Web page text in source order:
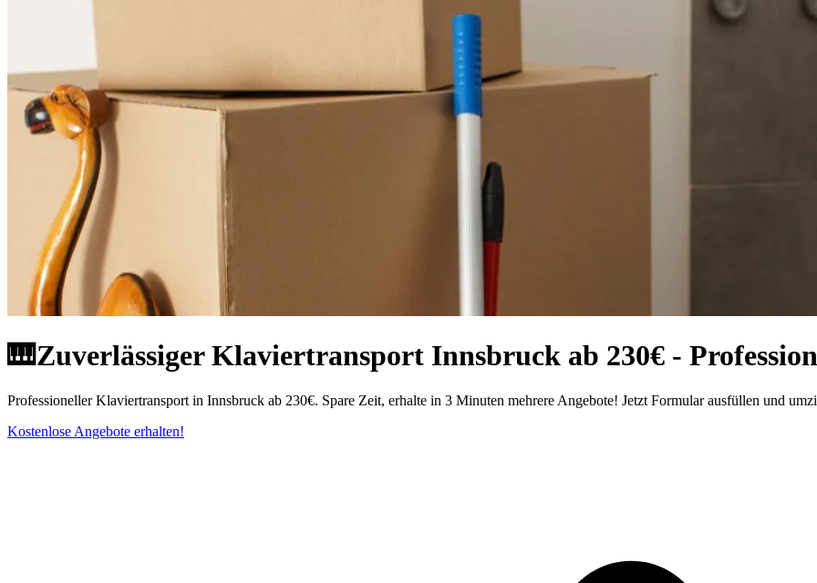
🎹Zuverlässiger Klaviertransport Innsbruck ab 230€ -
Professioneller Klaviertransport in Innsbruck ab 230€. Spare Zeit, erhalte in 3 Minuten mehrere Angebote! Jetzt Formular ausfüllen und
Kostenlose Angebote erhalten!